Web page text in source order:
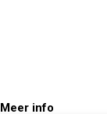
Meer info